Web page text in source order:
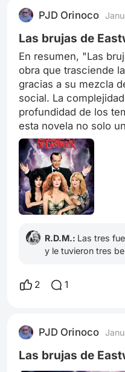
ofrece una profunda
clases, la búsqueda
aspiraciones
PJD Orinoco
Las brujas de
En resumen, "Las
obra que trasciende
gracias a su mezcla
social. La
profundidad de los
esta novela no solo
brujería, sino también
sobre el papel de la
habilidad de Updike
con lo fantástico
impactante que sigue
contemporáneo. Esta
búsqueda de la
de manera especial
R.D.M.: Las tres
y le tuvieron tres
2 1
PJD Orinoco
Las brujas de